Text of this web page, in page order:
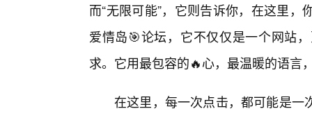
而“无限可能”，它则告诉你，在这里
爱情岛🎯论坛，它不仅仅是一个网站
求。它用最包容的🔥心，最温暖的语言
在这里，每一次点击，都可能是一